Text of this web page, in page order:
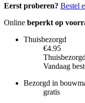
Eerst proberen? Bestel
Online beperkt op
Thuisbezorgd
€4.95
Vandaag
Bezorgd in
gratis